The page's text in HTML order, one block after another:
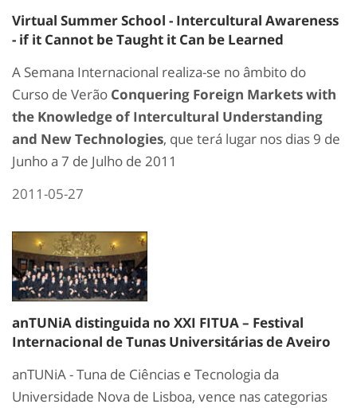
Virtual Summer School - Intercultural Awareness
- if it Cannot be Taught it Can be Learned
A Semana Internacional realiza-se no âmbito do
Curso de Verão Conquering Foreign Markets with
the Knowledge of Intercultural Understanding
and New Technologies, que terá lugar nos dias 9 de
Junho a 7 de Julho de 2011
2011-05-27
anTUNiA distinguida no XXI FITUA – Festival
Internacional de Tunas Universitárias de Aveiro
anTUNiA - Tuna de Ciências e Tecnologia da
Universidade Nova de Lisboa, vence nas categorias